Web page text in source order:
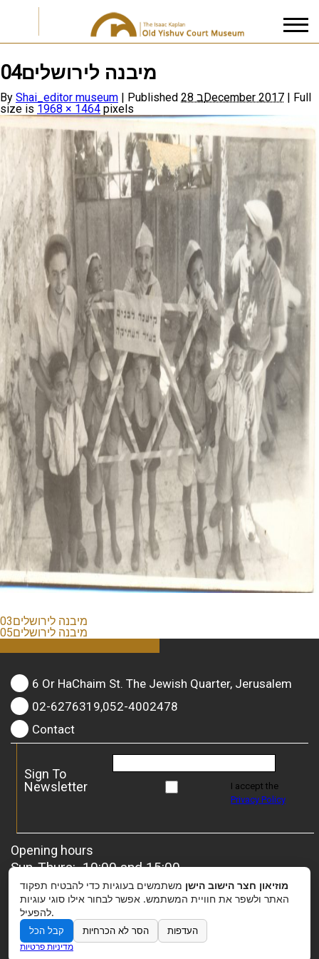
מיבנה לירושלים04
By Shai_editor museum | Published 28 בDecember 2017 | Full
size is 1968 × 1464 pixels
מיבנה לירושלים03
מיבנה לירושלים05
6 Or HaChaim St. The Jewish Quarter, Jerusalem
02-6276319,052-4002478
Contact
Sign To
Newsletter
I accept the
Privacy Policy
Donation to the Museum
Opening hours
Sun-Thurs: 10:00 and 15:00
Friday: 10:00 and 13:00
For groups– it is possible to coordinate a special
opening.
מוזיאון חצר הישוב הישן משתמשים בעוגיות כדי להבטיח תפקוד
האתר ולשפר את חוויית המשתמש. אפשר לבחור אילו סוגי עוגיות
להפעיל.
קבל הכל הסר לא הכרחיות העדפות
מדיניות פרטיות